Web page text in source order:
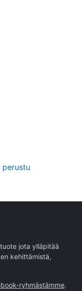
jota ylläpitää
kehittämistä,
ryhmästämme.